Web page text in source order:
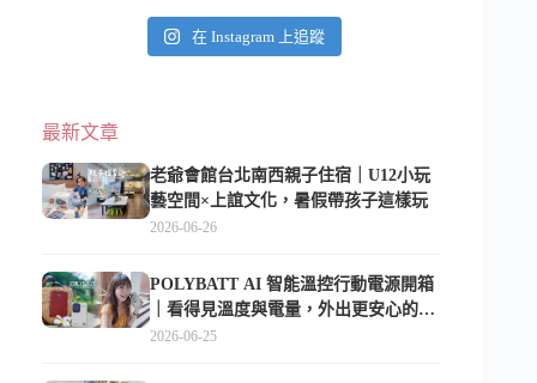
在 Instagram 上追蹤
最新文章
老爺會館台北南西親子住宿｜U12小玩
藝空間×上誼文化，暑假帶孩子這樣玩
2026-06-26
POLYBATT AI 智能溫控行動電源開箱
｜看得見溫度與電量，外出更安心的
10000mAh 行動電源
2026-06-25